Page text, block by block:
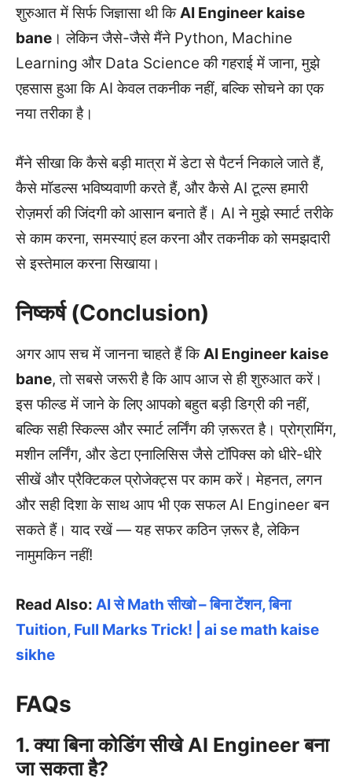
शुरुआत में सिर्फ जिज्ञासा थी किAI Engineer kaise
bane । लेकिन जैसे-जैसे मैंने Python, Machine
Learning और Data Science की गहराई में जाना, मुझे
एहसास हुआ कि AI केवल तकनीक नहीं, बल्कि सोचने का एक
नया तरीका है।
मैंने सीखा कि कैसे बड़ी मात्रा में डेटा से पैटर्न निकाले जाते हैं,
कैसे मॉडल्स भविष्यवाणी करते हैं, और कैसे AI टूल्स हमारी
रोज़मर्रा की जिंदगी को आसान बनाते हैं। AI ने मुझे स्मार्ट तरीके
से काम करना, समस्याएं हल करना और तकनीक को समझदारी
से इस्तेमाल करना सिखाया।
निष्कर्ष (Conclusion)
अगर आप सच में जानना चाहते हैं किAI Engineer kaise
bane, तो सबसे जरूरी है कि आप आज से ही शुरुआत करें।
इस फील्ड में जाने के लिए आपको बहुत बड़ी डिग्री की नहीं,
बल्कि सही स्किल्स और स्मार्ट लर्निंग की ज़रूरत है। प्रोग्रामिंग,
मशीन लर्निंग, और डेटा एनालिसिस जैसे टॉपिक्स को धीरे-धीरे
सीखें और प्रैक्टिकल प्रोजेक्ट्स पर काम करें। मेहनत, लगन
और सही दिशा के साथ आप भी एक सफल AI Engineer बन
सकते हैं। याद रखें — यह सफर कठिन ज़रूर है, लेकिन
नामुमकिन नहीं!
Read Also: AI से Math सीखो – बिना टेंशन, बिना
Tuition, Full Marks Trick! | ai se math kaise
sikhe
FAQs
1. क्या बिना कोडिंग सीखे AI Engineer बना
जा सकता है?